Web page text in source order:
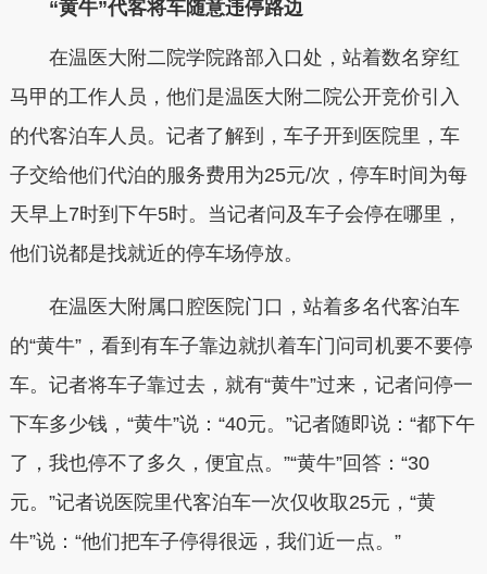
“黄牛”代客将车随意违停路边
在温医大附二院学院路部入口处，站着数名穿红
马甲的工作人员，他们是温医大附二院公开竞价引入
的代客泊车人员。记者了解到，车子开到医院里，车
子交给他们代泊的服务费用为25元/次，停车时间为每
天早上7时到下午5时。当记者问及车子会停在哪里，
他们说都是找就近的停车场停放。
在温医大附属口腔医院门口，站着多名代客泊车
的“黄牛”，看到有车子靠边就扒着车门问司机要不要停
车。记者将车子靠过去，就有“黄牛”过来，记者问停一
下车多少钱，“黄牛”说：“40元。”记者随即说：“都下午
了，我也停不了多久，便宜点。”“黄牛”回答：“30
元。”记者说医院里代客泊车一次仅收取25元，“黄
牛”说：“他们把车子停得很远，我们近一点。”